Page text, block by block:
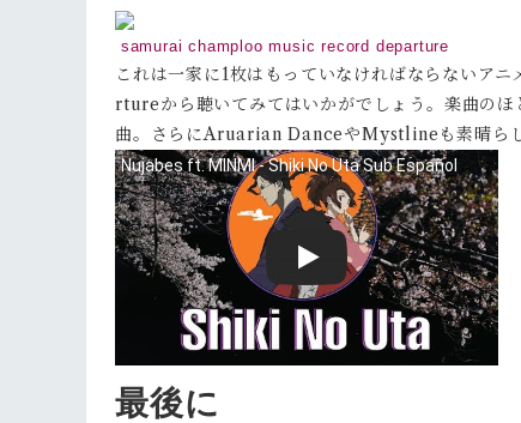
samurai champloo music record departure
これは一家に1枚はもっていなければならないア
rtureから聴いてみてはいかがでしょう。楽曲の
曲。さらにAruarian DanceやMystlineも素晴ら
最後に